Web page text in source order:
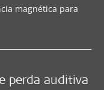
magnética para
perda auditiva